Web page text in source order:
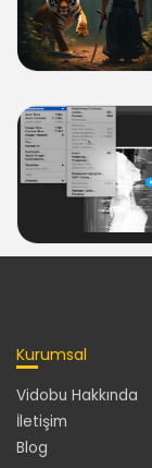
Kurumsal
Vidobu Hakkında
İletişim
Blog